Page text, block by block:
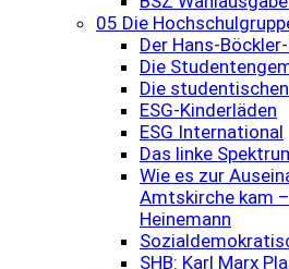
05 Die
Der Hans-
Die
Die
ESG-Kinderläden
ESG International
Das linke
Wie es zur
Amtskirche kam
Heinemann
SHB: Karl Marx